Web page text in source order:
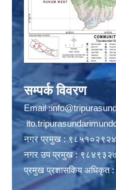
सम्पर्क विवरण
Email :
नगर प्रमुख :
नगर उप प्रमुख :
प्रमुख प्रशासकिय अधिकृत :